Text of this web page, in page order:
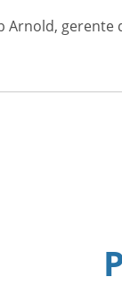
Arnold, gerente